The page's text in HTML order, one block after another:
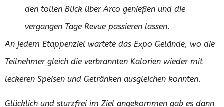
den tollen Blick über Arco genießen und die
vergangen Tage Revue passieren lassen.
An jedem Etappenziel wartete das Expo Gelände, wo die
Teilnehmer gleich die verbrannten Kalorien wieder mit
leckeren Speisen und Getränken ausgleichen konnten.
Glücklich und sturzfrei im Ziel angekommen gab es dann